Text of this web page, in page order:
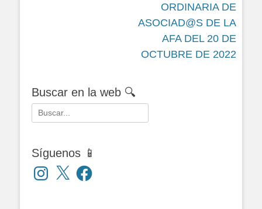
ORDINARIA DE
ASOCIAD@S DE LA
AFA DEL 20 DE
OCTUBRE DE 2022
Buscar en la web 🔍
Buscar:
Síguenos 📱
Instagram
X Facebook